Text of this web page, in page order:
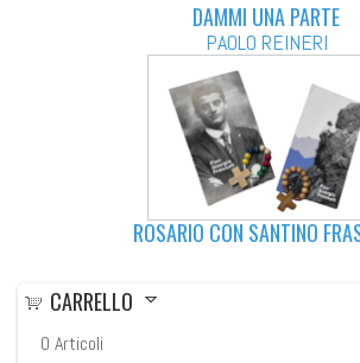
DAMMI UNA PARTE
PAOLO REINERI
ROSARIO CON SANTINO
CARRELLO
0 Articoli